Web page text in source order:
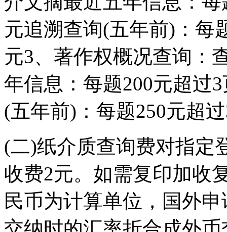
元追溯查询(五年前)：每
元3、著作权概况查询：
年信息：每题200元超过
(五年前)：每题250元超
(二)纸介质查询费对指定
收费2元。如需复印加收
民币为计算单位，国外